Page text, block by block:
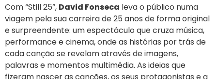
Com “Still 25”, David Fonseca leva o público numa
viagem pela sua carreira de 25 anos de forma original
e surpreendente: um espectáculo que cruza música,
performance e cinema, onde as histórias por trás de
cada canção se revelam através de imagens,
palavras e momentos multimédia. As ideias que